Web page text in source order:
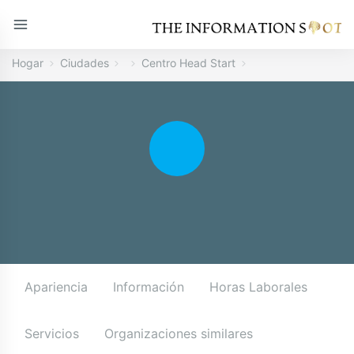
Hogar Ciudades Centro Head Start
Apariencia Información Horas Laborales
Servicios Organizaciones similares